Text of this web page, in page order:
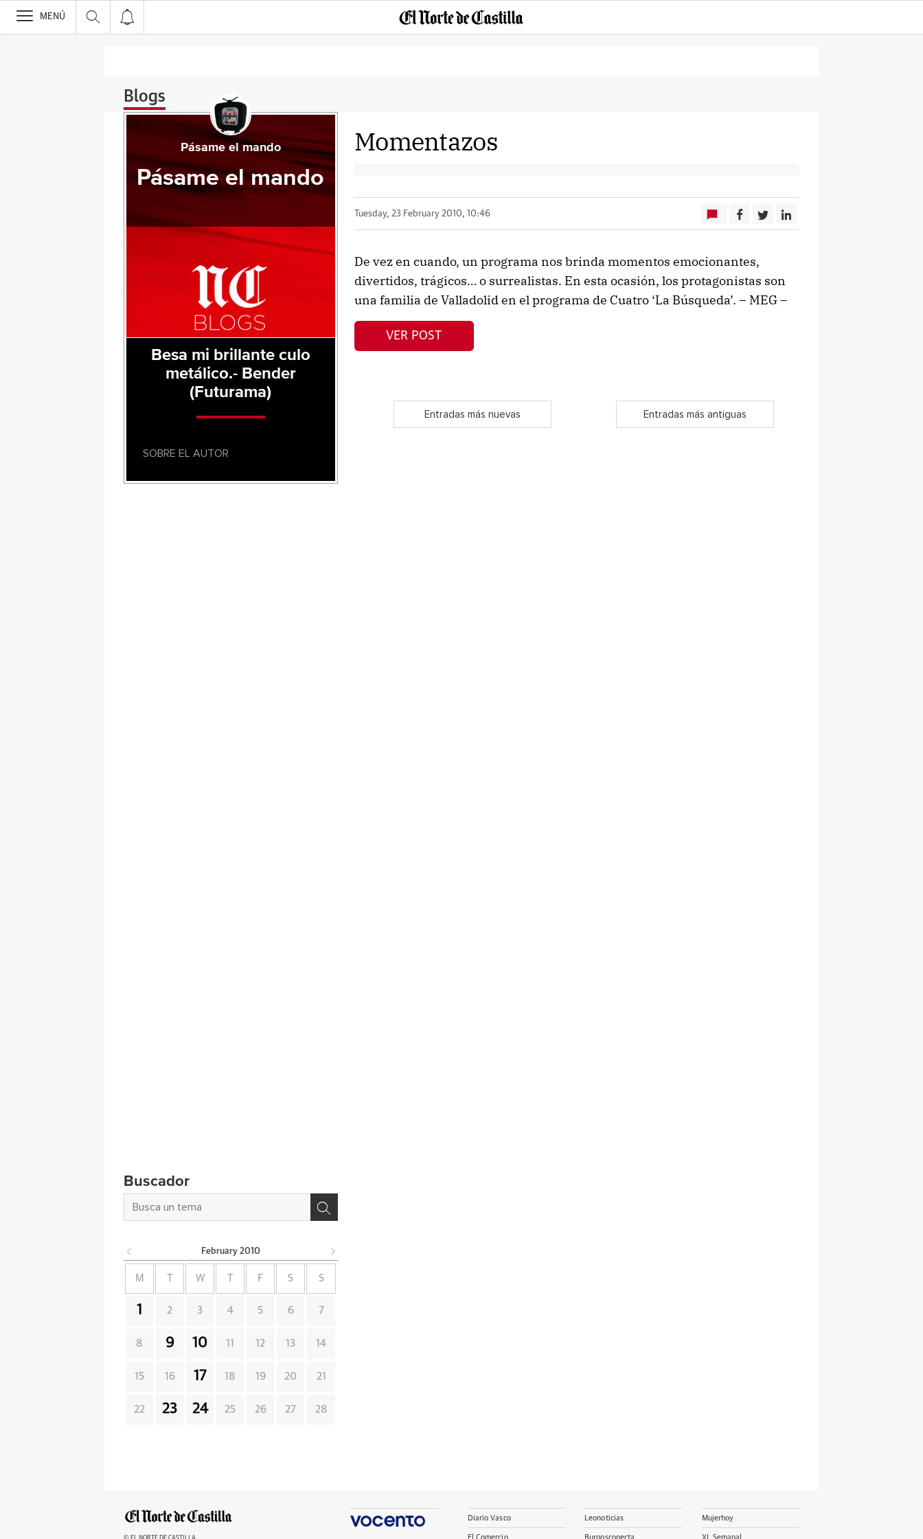
>
MENÚ
Blogs
Momentazos
Tuesday, 23 February 2010, 10:46
De vez en cuando, un programa nos brinda momentos emocionantes,
divertidos, trágicos… o surrealistas. En esta ocasión, los protagonistas son
una familia de Valladolid en el programa de Cuatro ‘La Búsqueda’. – MEG –
VER POST
Entradas más nuevas Entradas más antiguas
Pásame el mando
Pásame el mando
Besa mi brillante culo
metálico.- Bender
(Futurama)
SOBRE EL AUTOR
Buscador
February 2010
M W F S S
1 2 3 4 5 6 7
8 9 10 11 12 13 14
15 16 17 18 19 20 21
22 23 24 25 26 27 28
Diario Vasco
El Comercio
Leonoticias
Burgosconecta
Mujerhoy
XL Semanal